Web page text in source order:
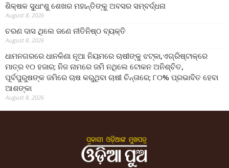
ଶିକ୍ଷକ ସୁଧାଂଶୁ ଶେଖର ମହାନ୍ତିଙ୍କୁ ଅବସର ସମ୍ବର୍ଦ୍ଧନା
August 8, 2026
ଚରଣ ଦାସ ଥିଲେ ଜଣେ ନୀତିନିଷ୍ଠ ବ୍ୟକ୍ତି
August 8, 2026
ଧାମନଗରରେ ଧାନକିଣା ନୂଆ ନିୟମରେ ଚାଷୀଙ୍କୁ ଝଟ୍‌କା,ଏଗ୍ରିଷ୍ଟାକ୍‌ରେ
ମାତ୍ର ୧୦ ହଜାର; ନିଜ ନାମରେ ଜମି ନଥିଲେ ଟୋକନ ଅନିଶ୍ଚିତ,
ପୂର୍ବପୁରୁଷଙ୍କ ଜମିରେ ଚାଷ କରୁଥିବା ଚାଷୀ ଚିନ୍ତାରେ; ୮୦% ପ୍ରଭାବିତ ହେବା
ଆଶଙ୍କା
August 8, 2026